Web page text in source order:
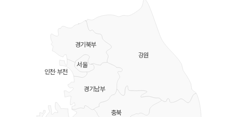
강원
충북
경기북부
경기남부
서울
인천·부천